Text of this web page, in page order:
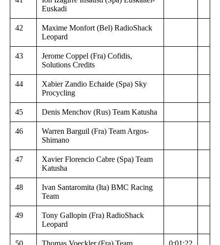
Euskadi
42
Maxime Monfort (Bel) RadioShack
Leopard
43
Jerome Coppel (Fra) Cofidis,
Solutions Credits
44
Xabier Zandio Echaide (Spa) Sky
Procycling
45 Denis Menchov (Rus) Team Katusha
46
Warren Barguil (Fra) Team Argos-
Shimano
47
Xavier Florencio Cabre (Spa) Team
Katusha
48
Ivan Santaromita (Ita) BMC Racing
Team
49
Tony Gallopin (Fra) RadioShack
Leopard
50
Thomas Voeckler (Fra) Team
0:01:22